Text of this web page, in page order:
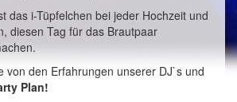
das i-Tüpfelchen bei jeder Hochzeit und
diesen Tag für das Brautpaar
von den Erfahrungen unserer DJ`s und
Plan!